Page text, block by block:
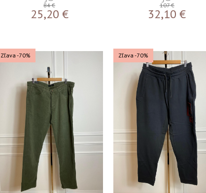
84 €
25,20 €
107 €
32,10 €
Zľava -70% Zľava -70%